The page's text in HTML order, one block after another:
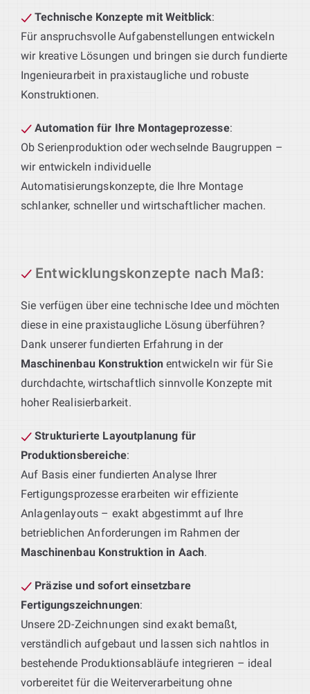
Technische Konzepte mit Weitblick:
Für anspruchsvolle Aufgabenstellungen entwickeln
wir kreative Lösungen und bringen sie durch fundierte
Ingenieurarbeit in praxistaugliche und robuste
Konstruktionen.
Automation für Ihre Montageprozesse:
Ob Serienproduktion oder wechselnde Baugruppen –
wir entwickeln individuelle
Automatisierungskonzepte, die Ihre Montage
schlanker, schneller und wirtschaftlicher machen.
Entwicklungskonzepte nach Maß:
Sie verfügen über eine technische Idee und möchten
diese in eine praxistaugliche Lösung überführen?
Dank unserer fundierten Erfahrung in der
Maschinenbau Konstruktion entwickeln wir für Sie
durchdachte, wirtschaftlich sinnvolle Konzepte mit
hoher Realisierbarkeit.
Strukturierte Layoutplanung für
Produktionsbereiche:
Auf Basis einer fundierten Analyse Ihrer
Fertigungsprozesse erarbeiten wir effiziente
Anlagenlayouts – exakt abgestimmt auf Ihre
betrieblichen Anforderungen im Rahmen der
Maschinenbau Konstruktion in Aach.
Präzise und sofort einsetzbare
Fertigungszeichnungen:
Unsere 2D-Zeichnungen sind exakt bemaßt,
verständlich aufgebaut und lassen sich nahtlos in
bestehende Produktionsabläufe integrieren – ideal
vorbereitet für die Weiterverarbeitung ohne